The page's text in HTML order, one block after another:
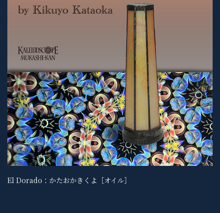
El Dorado：かたおかきくよ［オイル］